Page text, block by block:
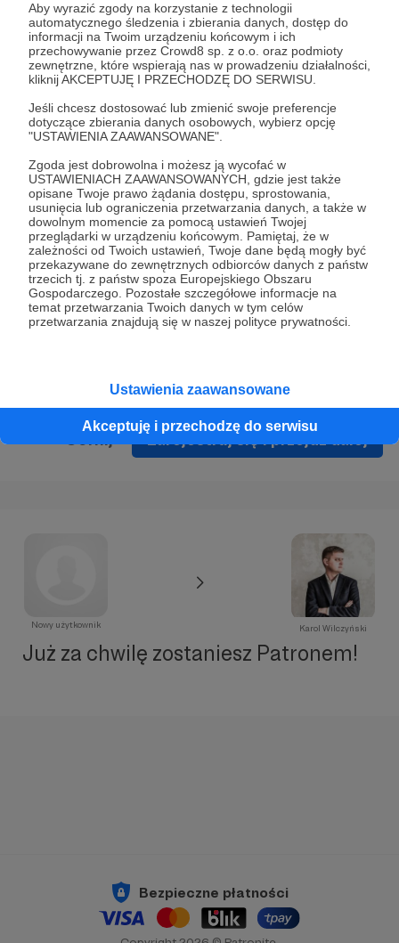
Aby wyrazić zgody na korzystanie z technologii
automatycznego śledzenia i zbierania danych, dostęp do
informacji na Twoim urządzeniu końcowym i ich
przechowywanie przez Crowd8 sp. z o.o. oraz podmioty
zewnętrzne, które wspierają nas w prowadzeniu działalności,
kliknij AKCEPTUJĘ I PRZECHODZĘ DO SERWISU.
Jeśli chcesz dostosować lub zmienić swoje preferencje
dotyczące zbierania danych osobowych, wybierz opcję
"USTAWIENIA ZAAWANSOWANE".
Zgoda jest dobrowolna i możesz ją wycofać w
USTAWIENIACH ZAAWANSOWANYCH, gdzie jest także
opisane Twoje prawo żądania dostępu, sprostowania,
usunięcia lub ograniczenia przetwarzania danych, a także w
dowolnym momencie za pomocą ustawień Twojej
przeglądarki w urządzeniu końcowym. Pamiętaj, że w
zależności od Twoich ustawień, Twoje dane będą mogły być
przekazywane do zewnętrznych odbiorców danych z państw
trzecich tj. z państw spoza Europejskiego Obszaru
Gospodarczego. Pozostałe szczegółowe informacje na
temat przetwarzania Twoich danych w tym celów
przetwarzania znajdują się w naszej polityce prywatności.
Ustawienia zaawansowane
Akceptuję i przechodzę do serwisu
* Zapoznałem się i akceptujęRegulaminserwisu oraz
* Wyrażam zgodę na przetwarzanie moich danych
osobowych podanych w formularzu rejestracyjnym w celu
prawidłowego świadczenia usług serwisu Patronite.
Wyrażam zgodę na otrzymywanie drogą elektroniczną
informacji handlowych - newslettera. Opcja ta może zostać
zmieniona w ustawieniach konta.
Zarejestruj się i przejdź dalej
Nowy użytkownik Karol Wilczyński
Już za chwilę zostaniesz Patronem!
Bezpieczne płatności